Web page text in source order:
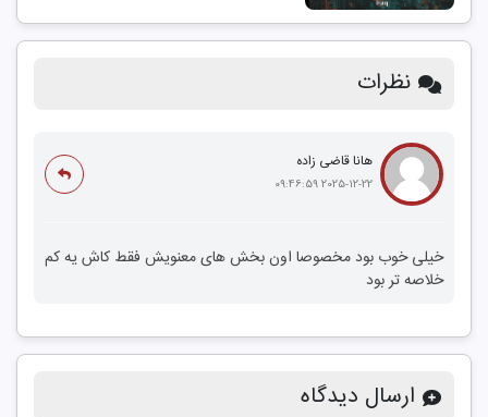
نظرات
هانا قاضی زاده
2025-12-22 09:46:59
خیلی خوب بود مخصوصا اون بخش‌ های معنویش فقط کاش یه کم
خلاصه‌ تر بود
ارسال دیدگاه